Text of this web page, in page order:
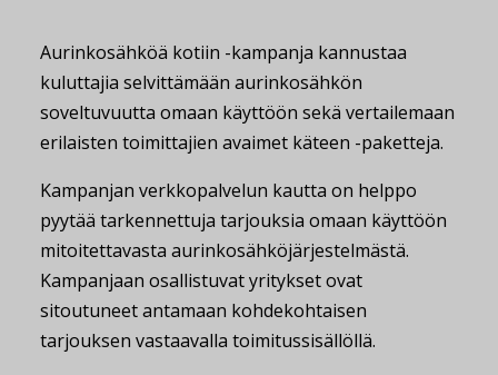
Aurinkosähköä kotiin -kampanja kannustaa
kuluttajia selvittämään aurinkosähkön
soveltuvuutta omaan käyttöön sekä vertailemaan
erilaisten toimittajien avaimet käteen -paketteja.
Kampanjan verkkopalvelun kautta on helppo
pyytää tarkennettuja tarjouksia omaan käyttöön
mitoitettavasta aurinkosähköjärjestelmästä.
Kampanjaan osallistuvat yritykset ovat
sitoutuneet antamaan kohdekohtaisen
tarjouksen vastaavalla toimitussisällöllä.